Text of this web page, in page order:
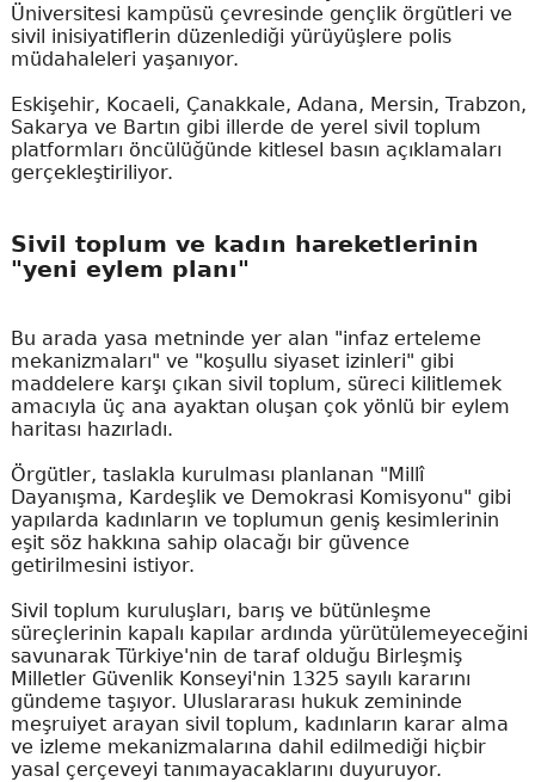
Üniversitesi kampüsü çevresinde gençlik örgütleri ve
sivil inisiyatiflerin düzenlediği yürüyüşlere polis
müdahaleleri yaşanıyor.
Eskişehir, Kocaeli, Çanakkale, Adana, Mersin, Trabzon,
Sakarya ve Bartın gibi illerde de yerel sivil toplum
platformları öncülüğünde kitlesel basın açıklamaları
gerçekleştiriliyor.
Sivil toplum ve kadın hareketlerinin
"yeni eylem planı"
Bu arada yasa metninde yer alan "infaz erteleme
mekanizmaları" ve "koşullu siyaset izinleri" gibi
maddelere karşı çıkan sivil toplum, süreci kilitlemek
amacıyla üç ana ayaktan oluşan çok yönlü bir eylem
haritası hazırladı.
Örgütler, taslakla kurulması planlanan "Millî
Dayanışma, Kardeşlik ve Demokrasi Komisyonu" gibi
yapılarda kadınların ve toplumun geniş kesimlerinin
eşit söz hakkına sahip olacağı bir güvence
getirilmesini istiyor.
Sivil toplum kuruluşları, barış ve bütünleşme
süreçlerinin kapalı kapılar ardında yürütülemeyeceğini
savunarak Türkiye'nin de taraf olduğu Birleşmiş
Milletler Güvenlik Konseyi'nin 1325 sayılı kararını
gündeme taşıyor. Uluslararası hukuk zemininde
meşruiyet arayan sivil toplum, kadınların karar alma
ve izleme mekanizmalarına dahil edilmediği hiçbir
yasal çerçeveyi tanımayacaklarını duyuruyor.